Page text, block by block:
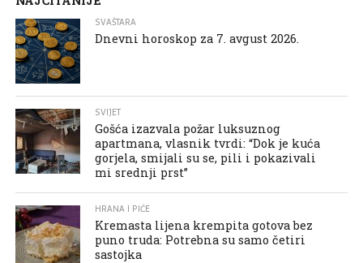
SVAŠTARA
Dnevni horoskop za 7. avgust 2026.
SVIJET
Gošća izazvala požar luksuznog
apartmana, vlasnik tvrdi: “Dok je kuća
gorjela, smijali su se, pili i pokazivali
mi srednji prst”
HRANA I PIĆE
Kremasta lijena krempita gotova bez
puno truda: Potrebna su samo četiri
sastojka